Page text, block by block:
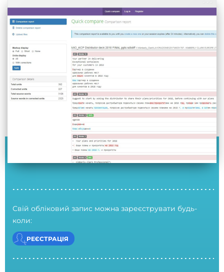
Свій обліковий запис можна зареєструвати будь-
коли:
РЕЄСТРАЦІЯ